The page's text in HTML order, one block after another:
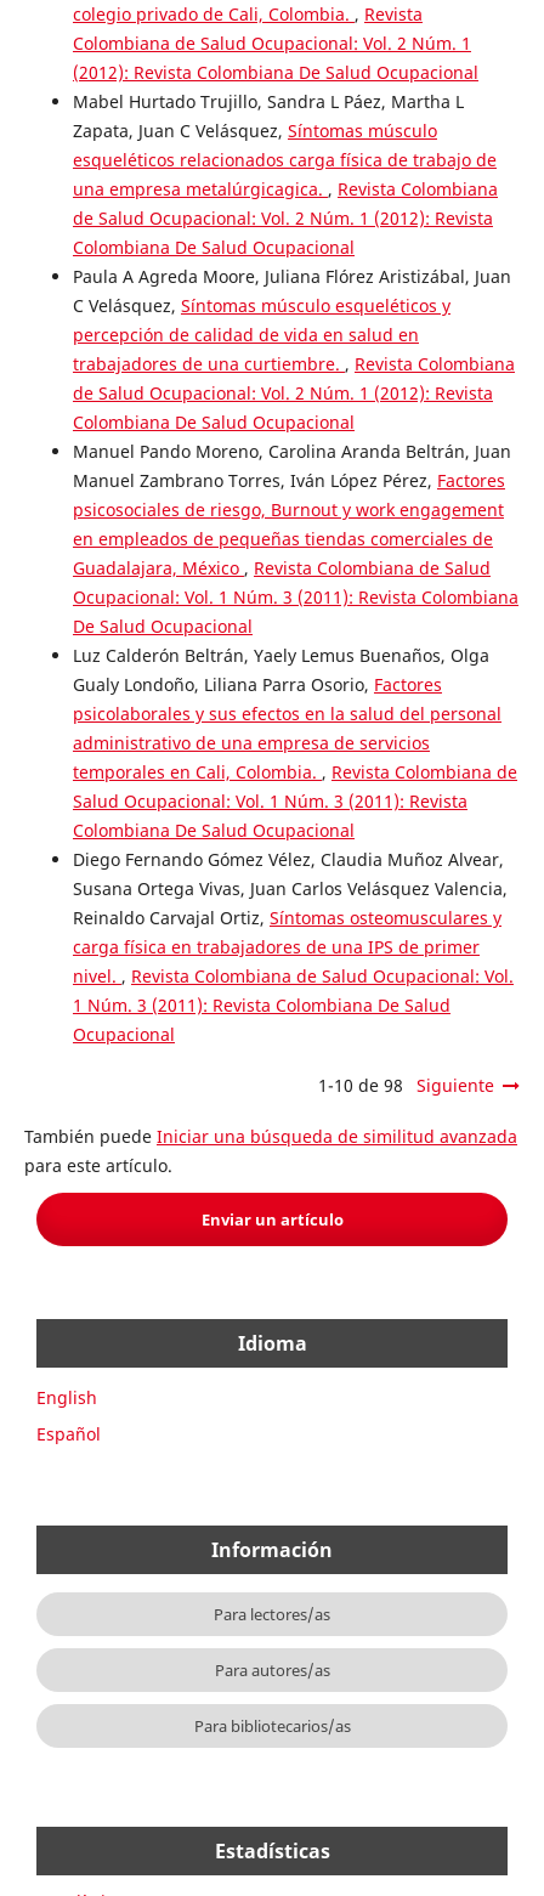
colegio privado de Cali, Colombia. , Revista
Colombiana de Salud Ocupacional: Vol. 2 Núm. 1
(2012): Revista Colombiana De Salud Ocupacional
Mabel Hurtado Trujillo, Sandra L Páez, Martha L
Zapata, Juan C Velásquez, Síntomas músculo
esqueléticos relacionados carga física de trabajo de
una empresa metalúrgicagica. , Revista Colombiana
de Salud Ocupacional: Vol. 2 Núm. 1 (2012): Revista
Colombiana De Salud Ocupacional
Paula A Agreda Moore, Juliana Flórez Aristizábal, Juan
C Velásquez, Síntomas músculo esqueléticos y
percepción de calidad de vida en salud en
trabajadores de una curtiembre. , Revista Colombiana
de Salud Ocupacional: Vol. 2 Núm. 1 (2012): Revista
Colombiana De Salud Ocupacional
Manuel Pando Moreno, Carolina Aranda Beltrán, Juan
Manuel Zambrano Torres, Iván López Pérez, Factores
psicosociales de riesgo, Burnout y work engagement
en empleados de pequeñas tiendas comerciales de
Guadalajara, México , Revista Colombiana de Salud
Ocupacional: Vol. 1 Núm. 3 (2011): Revista Colombiana
De Salud Ocupacional
Luz Calderón Beltrán, Yaely Lemus Buenaños, Olga
Gualy Londoño, Liliana Parra Osorio, Factores
psicolaborales y sus efectos en la salud del personal
administrativo de una empresa de servicios
temporales en Cali, Colombia. , Revista Colombiana de
Salud Ocupacional: Vol. 1 Núm. 3 (2011): Revista
Colombiana De Salud Ocupacional
Diego Fernando Gómez Vélez, Claudia Muñoz Alvear,
Susana Ortega Vivas, Juan Carlos Velásquez Valencia,
Reinaldo Carvajal Ortiz, Síntomas osteomusculares y
carga física en trabajadores de una IPS de primer
nivel. , Revista Colombiana de Salud Ocupacional: Vol.
1 Núm. 3 (2011): Revista Colombiana De Salud
Ocupacional
1-10 de 98 Siguiente
También puede Iniciar una búsqueda de similitud avanzada
para este artículo.
Enviar un artículo
Idioma
English
Español
Información
Para lectores/as
Para autores/as
Para bibliotecarios/as
Estadísticas